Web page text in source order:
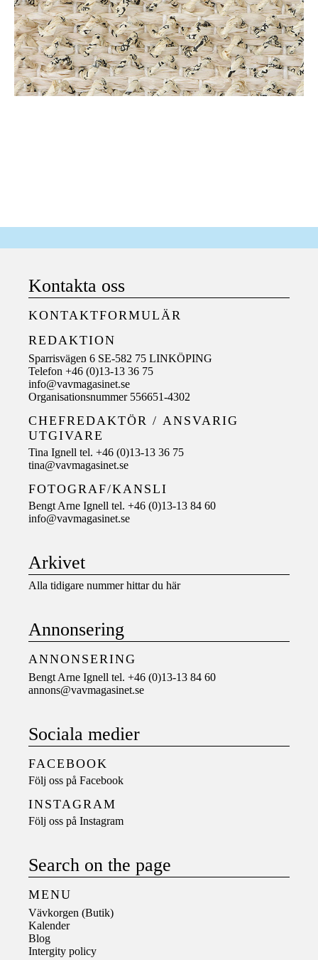
Kontakta oss
KONTAKTFORMULÄR
REDAKTION
Sparrisvägen 6 SE-582 75 LINKÖPING
Telefon +46 (0)13-13 36 75
info@vavmagasinet.se
Organisationsnummer 556651-4302
CHEFREDAKTÖR / ANSVARIG
UTGIVARE
Tina Ignell tel. +46 (0)13-13 36 75
tina@vavmagasinet.se
FOTOGRAF/KANSLI
Bengt Arne Ignell tel. +46 (0)13-13 84 60
info@vavmagasinet.se
Arkivet
Alla tidigare nummer hittar du här
Annonsering
ANNONSERING
Bengt Arne Ignell tel. +46 (0)13-13 84 60
annons@vavmagasinet.se
Sociala medier
FACEBOOK
Följ oss på Facebook
INSTAGRAM
Följ oss på Instagram
Search on the page
MENU
Vävkorgen (Butik)
Kalender
Blog
Intergity policy